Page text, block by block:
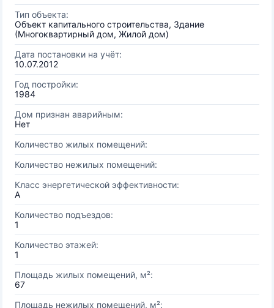
Тип объекта:
Объект капитального строительства, Здание
(Многоквартирный дом, Жилой дом)
Дата постановки на учёт:
10.07.2012
Год постройки:
1984
Дом признан аварийным:
Нет
Количество жилых помещений:
Количество нежилых помещений:
Класс энергетической эффективности:
A
Количество подъездов:
1
Количество этажей:
1
Площадь жилых помещений, м²:
67
Площадь нежилых помещений, м²: